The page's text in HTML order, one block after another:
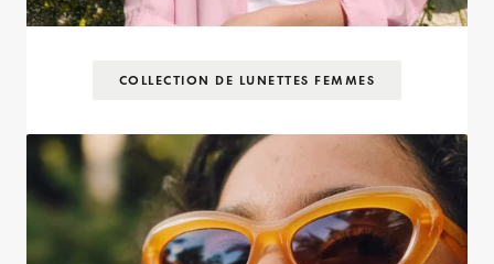
COLLECTION DE LUNETTES FEMMES